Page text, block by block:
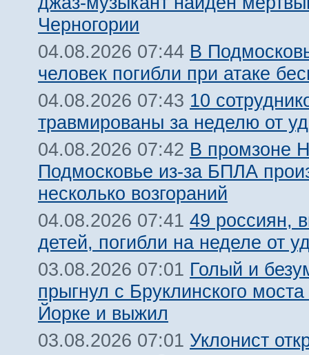
Черногории
04.08.2026 07:44 В
человек погибли при атаке
04.08.2026 07:43 10
травмированы за неделю от
04.08.2026 07:42 В промзоне
Подмосковье из-за БПЛА
несколько возгораний
04.08.2026 07:41 49 россиян,
детей, погибли на неделе от
03.08.2026 07:01 Голый и
прыгнул с Бруклинского
Йорке и выжил
03.08.2026 07:01 Уклонист